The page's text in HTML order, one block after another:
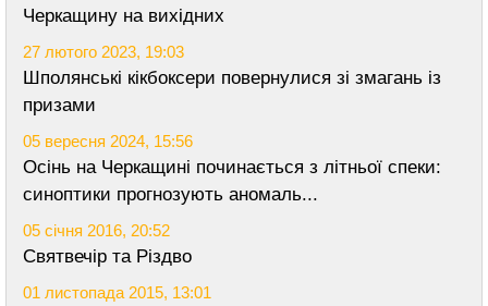
Черкащину на вихідних
27 лютого 2023, 19:03
Шполянські кікбоксери повернулися зі змагань із
призами
05 вересня 2024, 15:56
Осінь на Черкащині починається з літньої спеки:
синоптики прогнозують аномаль...
05 січня 2016, 20:52
Святвечір та Різдво
01 листопада 2015, 13:01